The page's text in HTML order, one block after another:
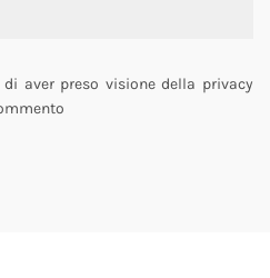
aver preso visione della privacy